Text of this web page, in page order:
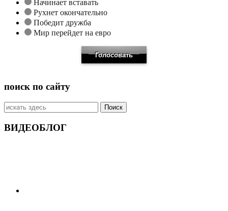
Начинает вставать
Рухнет окончательно
Победит дружба
Мир перейдет на евро
поиск по сайту
Искать:
ВИДЕОБЛОГ